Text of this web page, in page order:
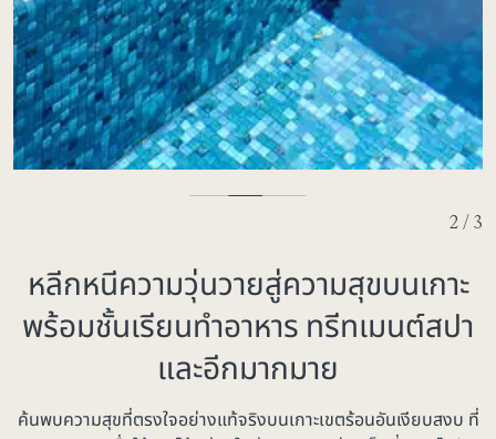
3 / 3
หลีกหนีความวุ่นวายสู่ความสุขบนเกาะ
พร้อมชั้นเรียนทำอาหาร ทรีทเมนต์สปา
และอีกมากมาย
ค้นพบความสุขที่ตรงใจอย่างแท้จริงบนเกาะเขตร้อนอันเงียบสงบ ที่